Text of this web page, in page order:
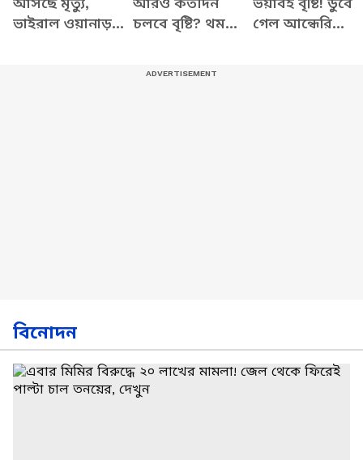
আসছে মৃত্যু,
ভাইরাল ওয়ানাড়
আরও কতদিন
চলবে বৃষ্টি? থমকে
ভয়াবহ বৃষ্টি! ডুবে
গেল আন্ধেরি
বিনোদন